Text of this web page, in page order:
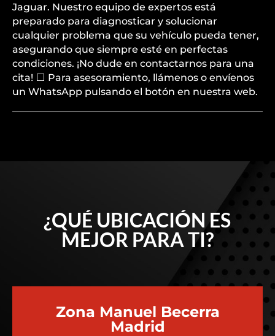
Jaguar. Nuestro equipo de expertos está
preparado para diagnosticar y solucionar
cualquier problema que su vehículo pueda tener,
asegurando que siempre esté en perfectas
condiciones. ¡No dude en contactarnos para una
cita! ⬜ Para asesoramiento, llámenos o envíenos
un WhatsApp pulsando el botón en nuestra web.
¿QUÉ UBICACIÓN ES
MEJOR PARA TI?
Zona Manuel Becerra
Madrid